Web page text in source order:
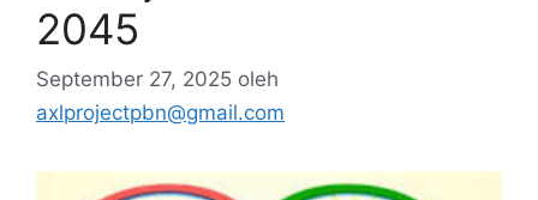
2045
September 27, 2025 oleh
axlprojectpbn@gmail.com